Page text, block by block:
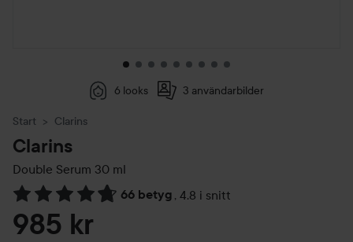
6 looks 3 användarbilder
Start Clarins
Clarins
Double Serum 30 ml
66 betyg , 4.8 i snitt
Hoppa till Betyg & kommentarer
985 kr